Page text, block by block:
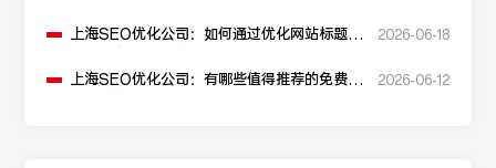
上海SEO优化公司：如何通过优化网站标题提
2026-06-18
上海SEO优化公司：有哪些值得推荐的免费
2026-06-12